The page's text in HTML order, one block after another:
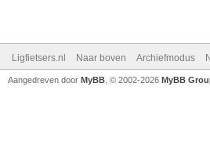
Ligfietsers.nl Naar boven Archiefmodus
Aangedreven door MyBB , © 2002-2026 MyBB